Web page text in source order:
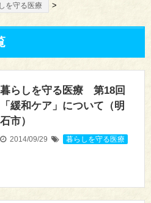
を守る医療 >
暮らしを守る医療 第18回
「緩和ケア」について（明
石市）
2014/09/29 暮らしを守る医療